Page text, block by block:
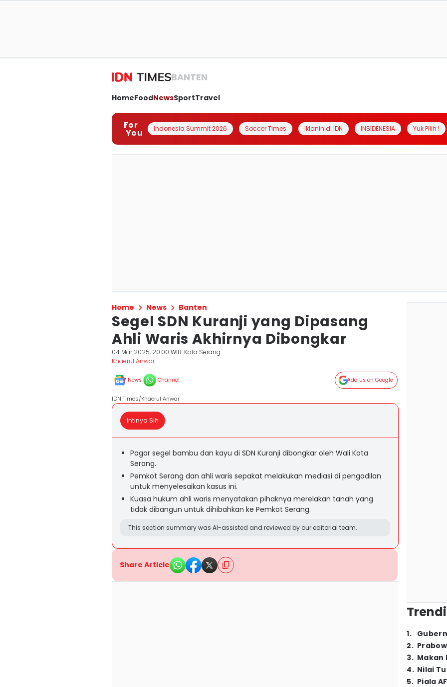
BANTEN
HomeFoodNewsSportTravel
For
You Indonesia Summit 2026 Soccer Times Iklanin di IDN INSIDENESIA Yuk Pilih !
Home News Banten
Segel SDN Kuranji yang Dipasang
Ahli Waris Akhirnya Dibongkar
04 Mar 2025, 20:00 WIB Kota Serang
Khaerul Anwar
News Channel Add Us on Google
IDN Times/Khaerul Anwar
Intinya Sih
Pagar segel bambu dan kayu di SDN Kuranji dibongkar oleh Wali Kota
Serang.
Pemkot Serang dan ahli waris sepakat melakukan mediasi di pengadilan
untuk menyelesaikan kasus ini.
Kuasa hukum ahli waris menyatakan pihaknya merelakan tanah yang
tidak dibangun untuk dihibahkan ke Pemkot Serang.
This section summary was AI-assisted and reviewed by our editorial team.
Share Article
1.
2.
3. Makan
4. Nilai
5. Piala